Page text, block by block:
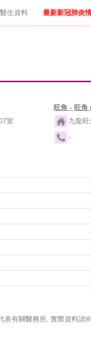
生資料 最新新冠肺炎
室
旺角 - 旺角
九龍
-
表有關醫務所, 實際資料請